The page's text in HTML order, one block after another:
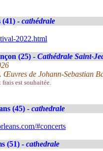
(41) - cathédrale
2022.html
(25) - Cathédrale Saint-
de Johann-Sebastian
est souhaitée.
(45) - cathedrale
#concerts
(51) - cathedrale